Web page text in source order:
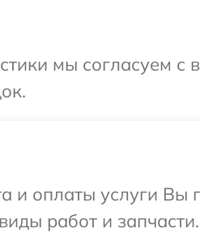
мы согласуем с
и оплаты услуги Вы
работ и запчасти.